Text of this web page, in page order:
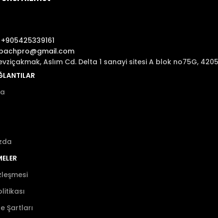
+905425339161
Aslım Cd. Delta 1 sanayi sitesi A blok no75G,
Şartları